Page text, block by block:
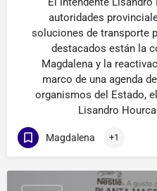
autoridades
soluciones de transporte
destacados están la
Magdalena y la
marco de una agenda
organismos del Estado,
Lisandro
Magdalena +1